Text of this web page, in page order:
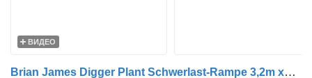
ВИДЕО
Brian James Digger Plant Schwerlast-Rampe 3,2m x1,7m NEU